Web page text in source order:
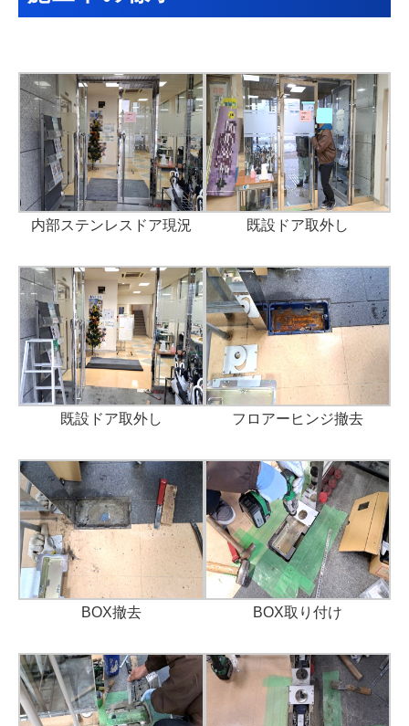
内部ステンレスドア現況 既設ドア取外し
既設ドア取外し フロアーヒンジ撤去
BOX撤去 BOX取り付け